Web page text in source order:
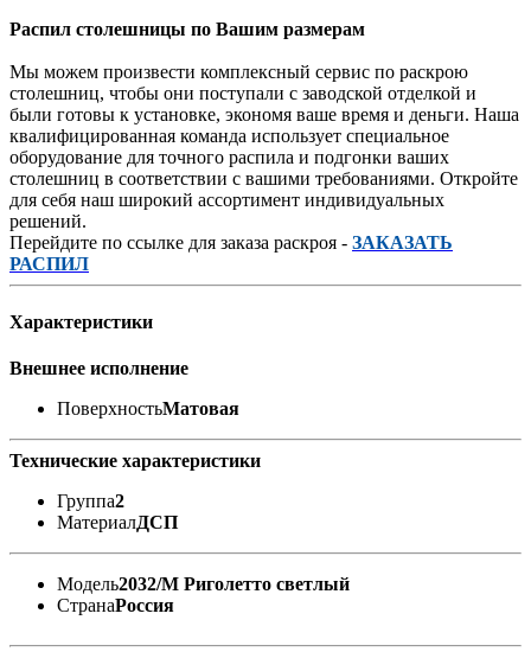
Распил столешницы по Вашим размерам
Мы можем произвести комплексный сервис по раскрою
столешниц, чтобы они поступали с заводской отделкой и
были готовы к установке, экономя ваше время и деньги. Наша
квалифицированная команда использует специальное
оборудование для точного распила и подгонки ваших
столешниц в соответствии с вашими требованиями. Откройте
для себя наш широкий ассортимент индивидуальных
решений.
Перейдите по ссылке для заказа раскроя - ЗАКАЗАТЬ
РАСПИЛ
Характеристики
Внешнее исполнение
ПоверхностьМатовая
Технические характеристики
Группа2
МатериалДСП
Модель2032/M Риголетто светлый
СтранаРоссия